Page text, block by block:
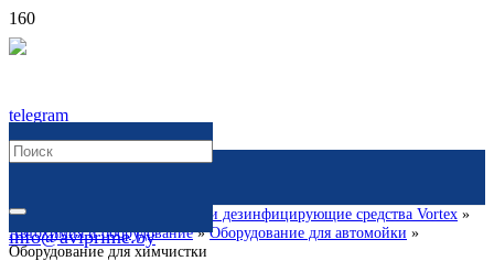
info@aviprime.by
Главная Моющие и дезинфицирующие средства Vortex »
Автохимия и оборудование»Оборудование для автомойки »
Оборудование для химчистки